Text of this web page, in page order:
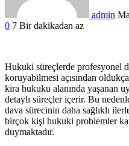
admin
0 7 Bir dakikadan az
Hukuki süreçlerde profesyonel
koruyabilmesi açısından
kira hukuku alanında yaşanan
detaylı süreçler içerir. Bu
dava sürecinin daha sağlıklı
birçok kişi hukuki problemler
duymaktadır.